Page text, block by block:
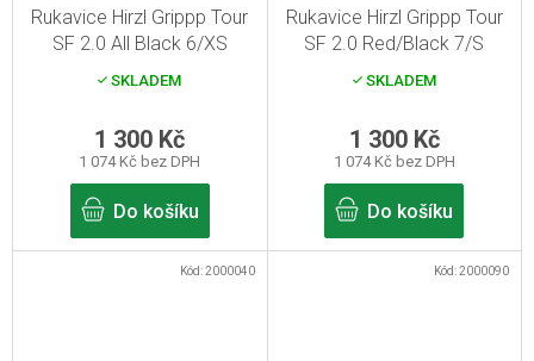
Rukavice Hirzl Grippp Tour
SF 2.0 All Black 6/XS
SKLADEM
1 074 Kč bez DPH
1 300 Kč
Do košíku
Rukavice Hirzl Grippp Tour
SF 2.0 Red/Black 7/S
SKLADEM
1 074 Kč bez DPH
1 300 Kč
Do košíku
Kód:2000040 Kód:2000090